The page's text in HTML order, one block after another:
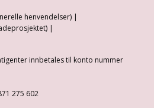
henvendelser) |
|
innbetales til konto nummer
275 602